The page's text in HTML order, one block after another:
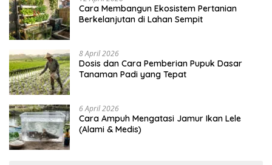
Cara Membangun Ekosistem Pertanian
Berkelanjutan di Lahan Sempit
8 April 2026
Dosis dan Cara Pemberian Pupuk Dasar
Tanaman Padi yang Tepat
6 April 2026
Cara Ampuh Mengatasi Jamur Ikan Lele
(Alami & Medis)